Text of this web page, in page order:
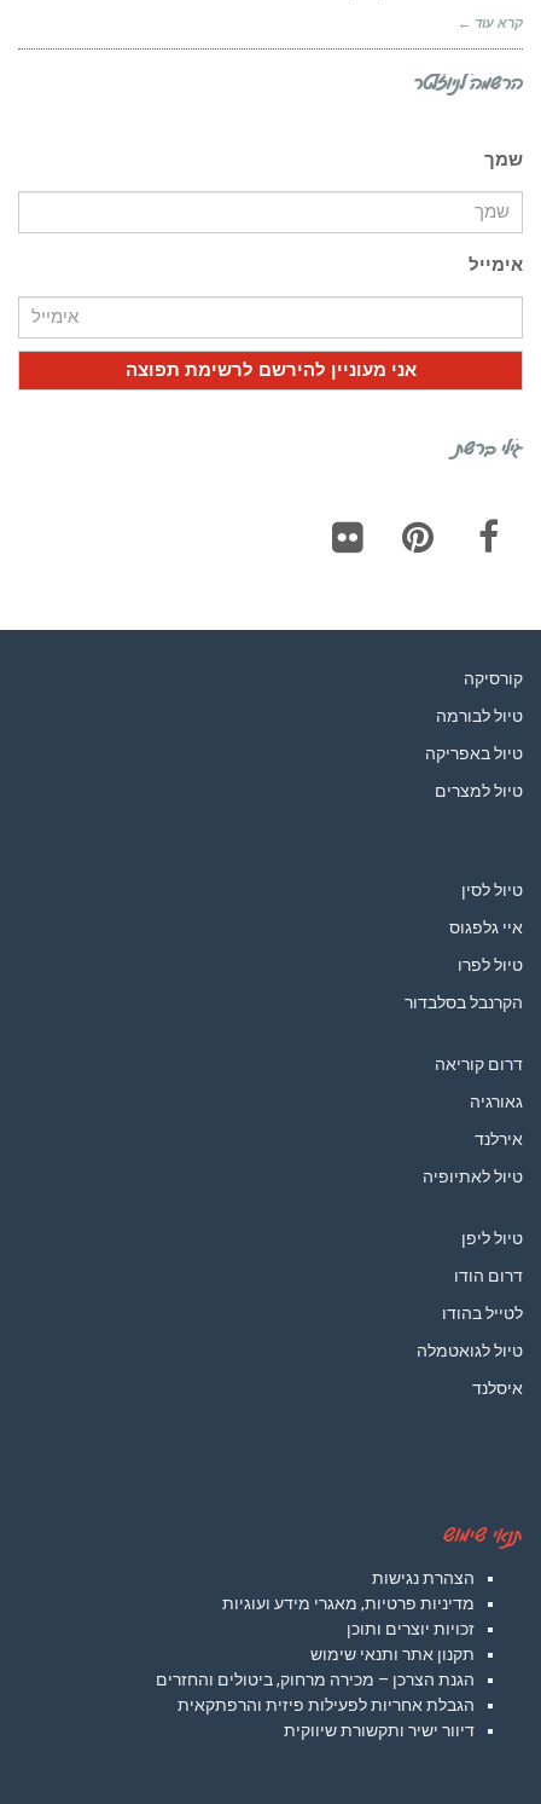
קרא עוד ←
הרשמה לניוזלטר
שמך
אימייל
גילי ברשת
קורסיקה
טיול לבורמה
טיול באפריקה
טיול למצרים
טיול לסין
איי גלפגוס
טיול לפרו
הקרנבל בסלבדור
דרום קוריאה
גאורגיה
אירלנד
טיול לאתיופיה
טיול ליפן
דרום הודו
לטייל בהודו
טיול לגואטמלה
איסלנד
תנאי שימוש
הצהרת נגישות
מדיניות פרטיות, מאגרי מידע ועוגיות
זכויות יוצרים ותוכן
תקנון אתר ותנאי שימוש
הגנת הצרכן – מכירה מרחוק, ביטולים והחזרים
הגבלת אחריות לפעילות פיזית והרפתקאית
דיוור ישיר ותקשורת שיווקית